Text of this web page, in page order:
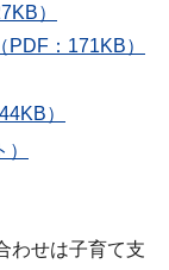
）
：171KB）
）
わせは子育て支